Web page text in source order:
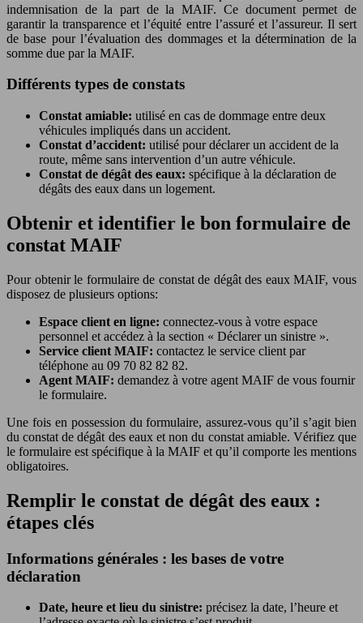
indemnisation de la part de la MAIF. Ce document permet de
garantir la transparence et l’équité entre l’assuré et l’assureur. Il sert
de base pour l’évaluation des dommages et la détermination de la
somme due par la MAIF.
Différents types de constats
Constat amiable: utilisé en cas de dommage entre deux
véhicules impliqués dans un accident.
Constat d’accident: utilisé pour déclarer un accident de la
route, même sans intervention d’un autre véhicule.
Constat de dégât des eaux: spécifique à la déclaration de
dégâts des eaux dans un logement.
Obtenir et identifier le bon formulaire de
constat MAIF
Pour obtenir le formulaire de constat de dégât des eaux MAIF, vous
disposez de plusieurs options:
Espace client en ligne: connectez-vous à votre espace
personnel et accédez à la section « Déclarer un sinistre ».
Service client MAIF: contactez le service client par
téléphone au 09 70 82 82 82.
Agent MAIF: demandez à votre agent MAIF de vous fournir
le formulaire.
Une fois en possession du formulaire, assurez-vous qu’il s’agit bien
du constat de dégât des eaux et non du constat amiable. Vérifiez que
le formulaire est spécifique à la MAIF et qu’il comporte les mentions
obligatoires.
Remplir le constat de dégât des eaux :
étapes clés
Informations générales : les bases de votre
déclaration
Date, heure et lieu du sinistre: précisez la date, l’heure et